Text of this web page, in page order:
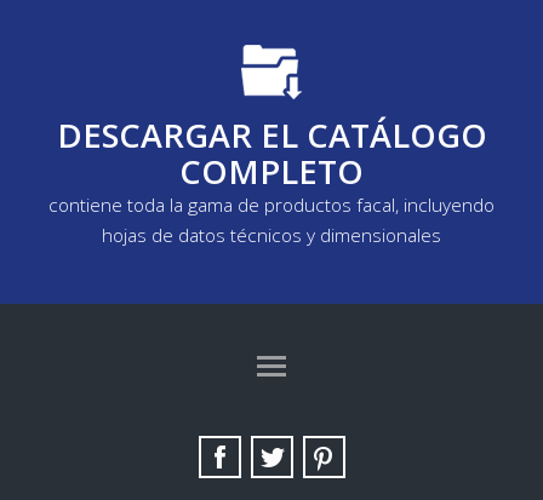
DESCARGAR EL CATÁLOGO
COMPLETO
contiene toda la gama de productos facal, incluyendo
hojas de datos técnicos y dimensionales
SITE MAP